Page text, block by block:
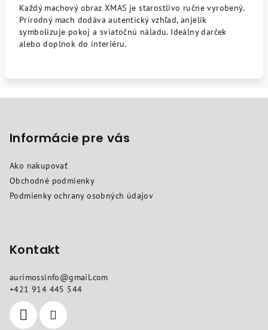
Každý machový obraz XMAS je starostlivo ručne vyrobený.
Prírodný mach dodáva autentický vzhľad, anjelik
symbolizuje pokoj a sviatočnú náladu. Ideálny darček
alebo doplnok do interiéru.
Informácie pre vás
Ako nakupovať
Obchodné podmienky
Podmienky ochrany osobných údajov
Kontakt
aurimossinfo@gmail.com
+421 914 445 544